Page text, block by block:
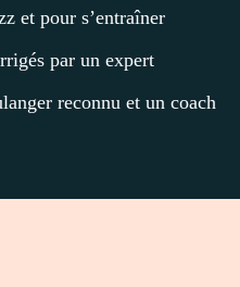
et pour s’entraîner
par un expert
reconnu et un coach